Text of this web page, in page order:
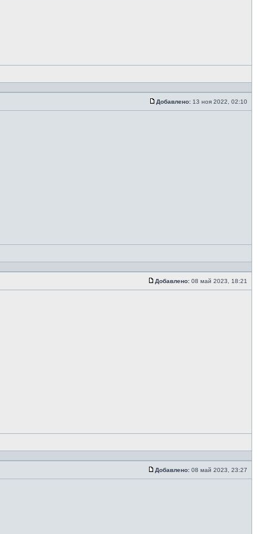
Добавлено: 13 ноя 2022, 02:10
Добавлено: 08 май 2023, 18:21
Добавлено: 08 май 2023, 23:27